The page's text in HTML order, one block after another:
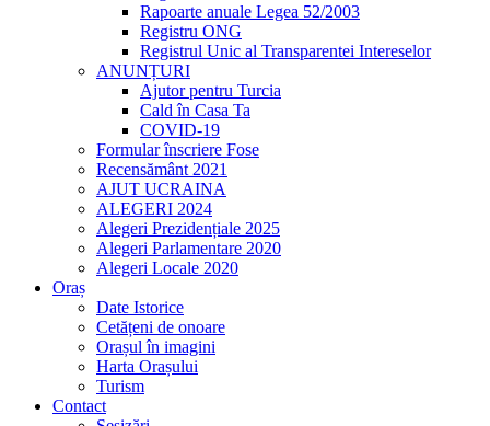
Rapoarte anuale Legea 52/2003
Registru ONG
Registrul Unic al Transparentei Intereselor
ANUNȚURI
Ajutor pentru Turcia
Cald în Casa Ta
COVID-19
Formular înscriere Fose
Recensământ 2021
AJUT UCRAINA
ALEGERI 2024
Alegeri Prezidențiale 2025
Alegeri Parlamentare 2020
Alegeri Locale 2020
Oraș
Date Istorice
Cetățeni de onoare
Orașul în imagini
Harta Orașului
Turism
Contact